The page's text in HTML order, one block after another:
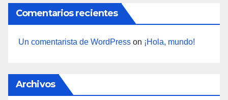
Comentarios recientes
Un comentarista de WordPress on ¡Hola, mundo!
Archivos